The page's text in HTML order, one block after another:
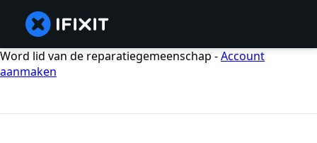
Word lid van de reparatiegemeenschap -Account
aanmaken